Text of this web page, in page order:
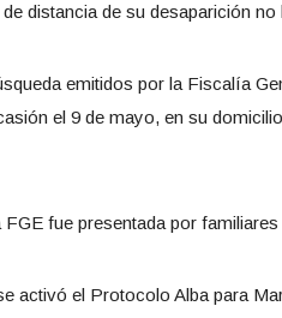
distancia de su desaparición
emitidos por la Fiscalía
el 9 de mayo, en su
FGE fue presentada por
activó el Protocolo Alba para